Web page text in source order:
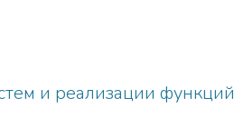
и реализации функций